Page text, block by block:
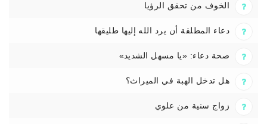
الخوف من تحقق الرؤيا
دعاء المطلقة أن يرد الله إليها طليقها
صحة دعاء: «يا مسهل الشديد»
هل تدخل الهبة في الميراث؟
زواج سنية من علوي